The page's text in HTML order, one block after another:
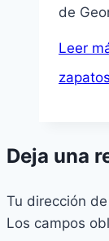
de
Leer
Deja una
Tu dirección
Los campos